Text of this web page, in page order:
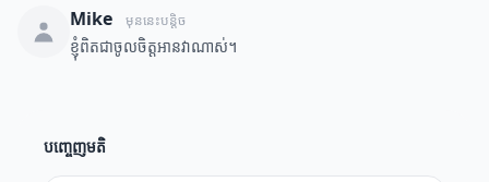
Mike មុននេះបន្តិច
ខ្ញុំពិតជាចូលចិត្តអានវាណាស់។
បញ្ចេញមតិ